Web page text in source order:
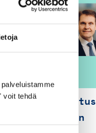
voit tehdä
verotus
muutosten